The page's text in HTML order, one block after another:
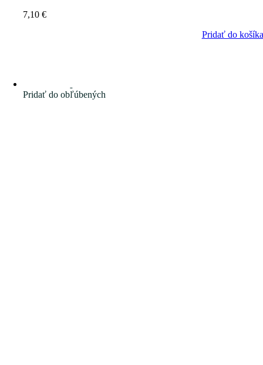
7,10€
Pridať do košíka
Pridať do obľúbených